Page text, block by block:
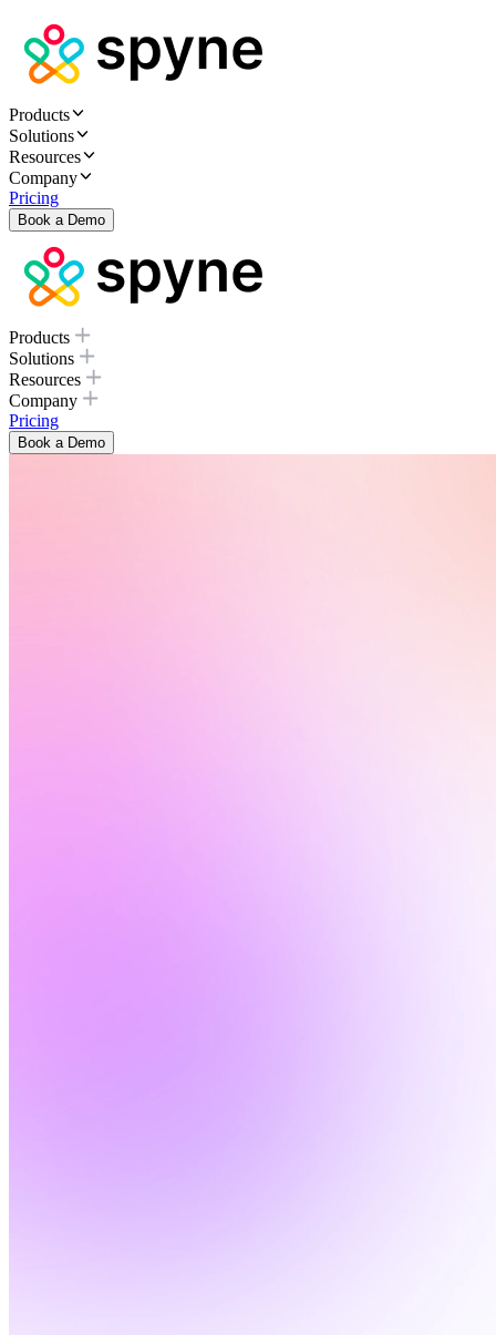
Products
Solutions
Resources
Company
Pricing
Book a Demo
Products
Solutions
Resources
Company
Pricing
Book a Demo